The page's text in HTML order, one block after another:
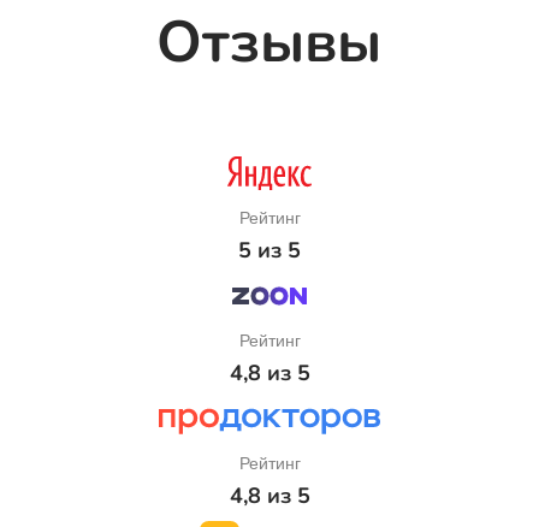
Отзывы
Рейтинг
5 из 5
Рейтинг
4,8 из 5
Рейтинг
4,8 из 5